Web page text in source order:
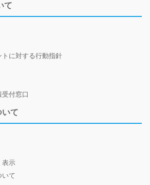
て
に対する行動指針
付窓口
て
表示
いて